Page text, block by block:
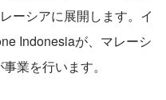
ーシアに展開します。イ
Indonesiaが、マレーシ
業を行います。